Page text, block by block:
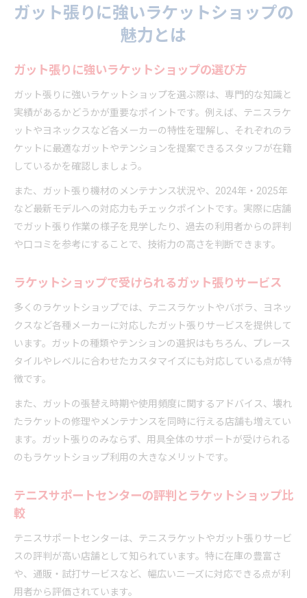
ガット張りに強いラケットショップの
魅力とは
ガット張りに強いラケットショップの選び方
ガット張りに強いラケットショップを選ぶ際は、専門的な知識と
実績があるかどうかが重要なポイントです。例えば、テニスラケ
ットやヨネックスなど各メーカーの特性を理解し、それぞれのラ
ケットに最適なガットやテンションを提案できるスタッフが在籍
しているかを確認しましょう。
また、ガット張り機材のメンテナンス状況や、2024年・2025年
など最新モデルへの対応力もチェックポイントです。実際に店舗
でガット張り作業の様子を見学したり、過去の利用者からの評判
や口コミを参考にすることで、技術力の高さを判断できます。
ラケットショップで受けられるガット張りサービス
多くのラケットショップでは、テニスラケットやバボラ、ヨネッ
クスなど各種メーカーに対応したガット張りサービスを提供して
います。ガットの種類やテンションの選択はもちろん、プレース
タイルやレベルに合わせたカスタマイズにも対応している点が特
徴です。
また、ガットの張替え時期や使用頻度に関するアドバイス、壊れ
たラケットの修理やメンテナンスを同時に行える店舗も増えてい
ます。ガット張りのみならず、用具全体のサポートが受けられる
のもラケットショップ利用の大きなメリットです。
テニスサポートセンターの評判とラケットショップ比
較
テニスサポートセンターは、テニスラケットやガット張りサービ
スの評判が高い店舗として知られています。特に在庫の豊富さ
や、通販・試打サービスなど、幅広いニーズに対応できる点が利
用者から評価されています。